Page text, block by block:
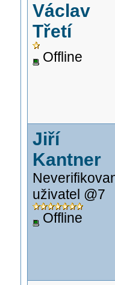
Václav
Třetí
Offline
Jiří
Kantner
uživatel @7
Offline